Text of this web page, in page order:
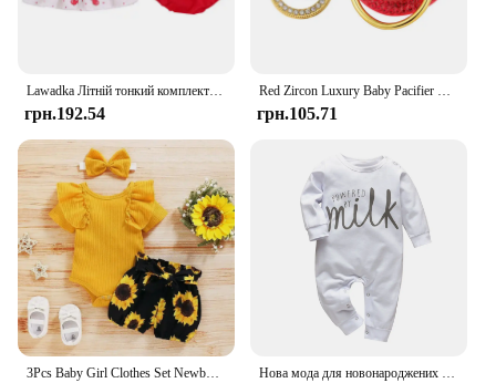
Lawadka Літній тонкий комплект одягу для новонароджених для дівчаток Міні-сукня з принтом і поліпропіленові шорти Комплект з 2 предметів Одяг для немовлят 2024
грн.192.54
Red Zircon Luxury Baby Pacifier Clip 26 Letters Newborn Personalized Pacifiers Holder Silicone Infant Teether Nipple Bpa Free
грн.105.71
3Pcs Baby Girl Clothes Set Newborn Kids Clothing Childern Toddler Girl Clothes Bebe Girl Outfits Infant New Born Clothes Нова мода для новонароджених малюків, немовлят, хлопчиків, повзунки, одяг, друковані літери, комбінезон з довгими рукавами, комбінезон, одяг